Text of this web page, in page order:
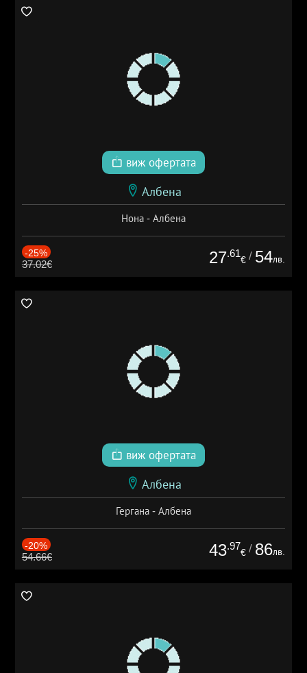
виж офертата
Албена
Нона - Албена
-25%
37.02€ 27.61
€ / 54лв.
виж офертата
Албена
Гергана - Албена
-20%
54.66€ 43.97
€ / 86лв.